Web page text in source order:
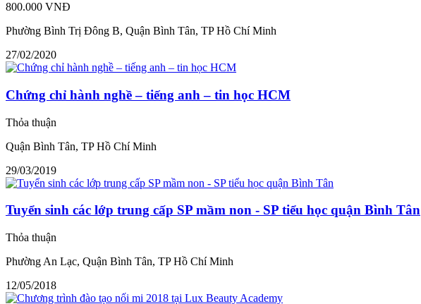
800.000 VNĐ
Phường Bình Trị Đông B, Quận Bình Tân, TP Hồ Chí Minh
27/02/2020
Chứng chỉ hành nghề – tiếng anh – tin học HCM
Thỏa thuận
Quận Bình Tân, TP Hồ Chí Minh
29/03/2019
Tuyển sinh các lớp trung cấp SP mầm non - SP tiểu học quận Bình Tân
Thỏa thuận
Phường An Lạc, Quận Bình Tân, TP Hồ Chí Minh
12/05/2018